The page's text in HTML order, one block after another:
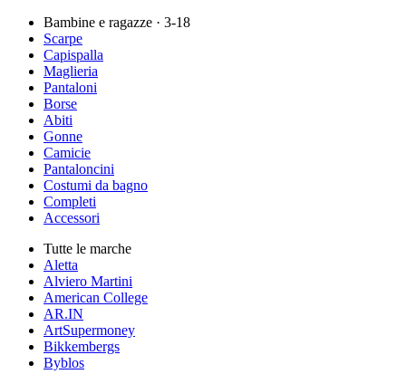
Bambine e ragazze · 3-18
Scarpe
Capispalla
Maglieria
Pantaloni
Borse
Abiti
Gonne
Camicie
Pantaloncini
Costumi da bagno
Completi
Accessori
Tutte le marche
Aletta
Alviero Martini
American College
AR.IN
ArtSupermoney
Bikkembergs
Byblos